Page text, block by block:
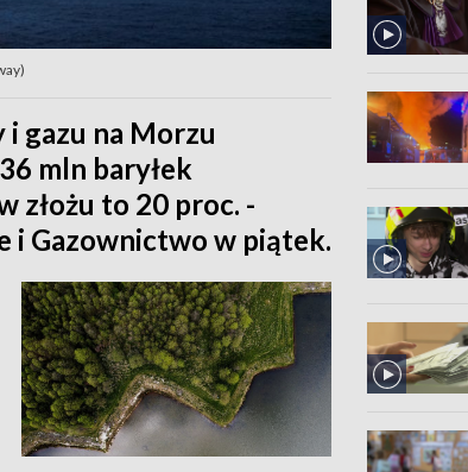
i gazu na Morzu
mln baryłek
złożu to 20 proc. -
i Gazownictwo w piątek.